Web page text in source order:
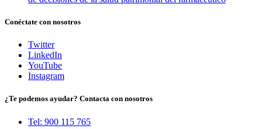
Conéctate con nosotros
Twitter
LinkedIn
YouTube
Instagram
¿Te podemos ayudar? Contacta con nosotros
Tel: 900 115 765